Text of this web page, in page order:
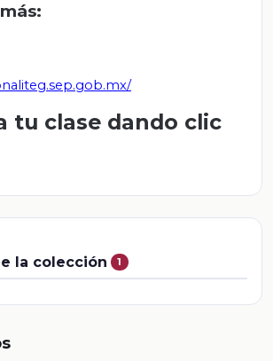
tu clase dando clic
la colección 1